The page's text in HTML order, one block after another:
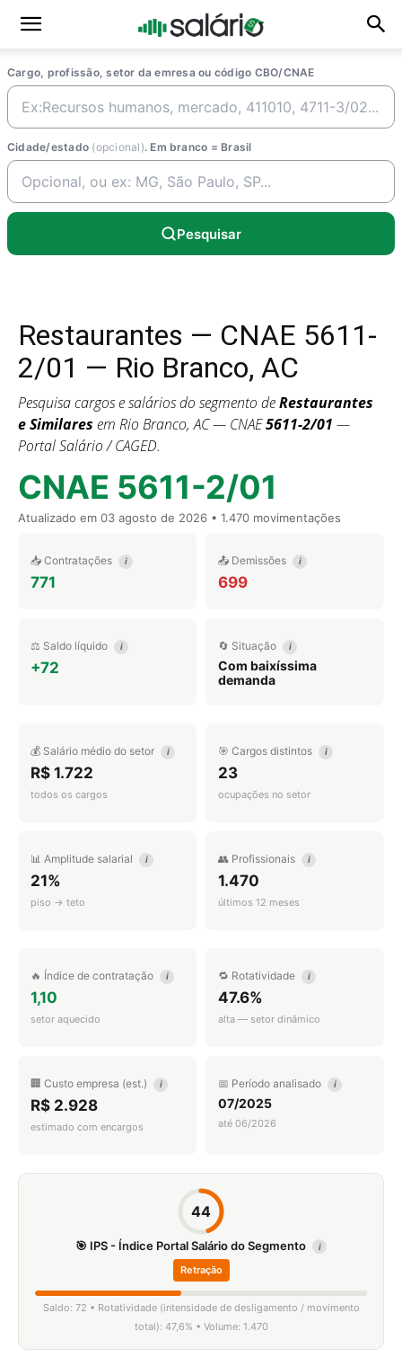
Cargo, profissão, setor da emresa ou código CBO/CNAE
Cidade/estado (opcional). Em branco = Brasil
Pesquisar
Restaurantes — CNAE 5611-
2/01 — Rio Branco, AC
Pesquisa cargos e salários do segmento deRestaurantes
e Similares em Rio Branco, AC — CNAE5611-2/01 —
Portal Salário / CAGED.
CNAE 5611-2/01
Atualizado em 03 agosto de 2026 • 1.470 movimentações
📥 Contratações i
771
📤 Demissões i
699
⚖️ Saldo líquido i
+72
🔄 Situação i
Com baixíssima
demanda
💰 Salário médio do setor i
R$ 1.722
todos os cargos
🎯 Cargos distintos i
23
ocupações no setor
📊 Amplitude salarial i
21%
piso → teto
👥 Profissionais i
1.470
últimos 12 meses
🔥 Índice de contratação i
1,10
setor aquecido
🔁 Rotatividade i
47.6%
alta — setor dinâmico
🏢 Custo empresa (est.) i
R$ 2.928
estimado com encargos
📅 Período analisado i
07/2025
até 06/2026
44
🎯 IPS - Índice Portal Salário do Segmento i
Retração
Saldo: 72 • Rotatividade (intensidade de desligamento / movimento
total): 47,6% • Volume: 1.470